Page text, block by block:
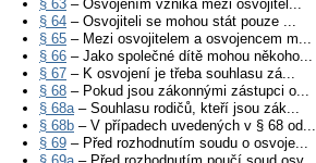
§ 63 – Osvojením vzniká mezi osvojitel...
§ 64 – Osvojiteli se mohou stát pouze ...
§ 65 – Mezi osvojitelem a osvojencem m...
§ 66 – Jako společné dítě mohou někoho...
§ 67 – K osvojení je třeba souhlasu zá...
§ 68 – Pokud jsou zákonnými zástupci o...
§ 68a– Souhlasu rodičů, kteří jsou zák...
§ 68b – V případech uvedených v § 68 od...
§ 69 – Před rozhodnutím soudu o osvoje...